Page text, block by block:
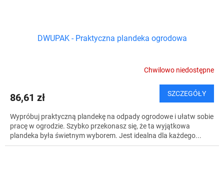
DWUPAK - Praktyczna plandeka ogrodowa
Chwilowo niedostępne
86,61 zł SZCZEGÓŁY
Wypróbuj praktyczną plandekę na odpady ogrodowe i ułatw sobie
pracę w ogrodzie. Szybko przekonasz się, że ta wyjątkowa
plandeka była świetnym wyborem. Jest idealna dla każdego...